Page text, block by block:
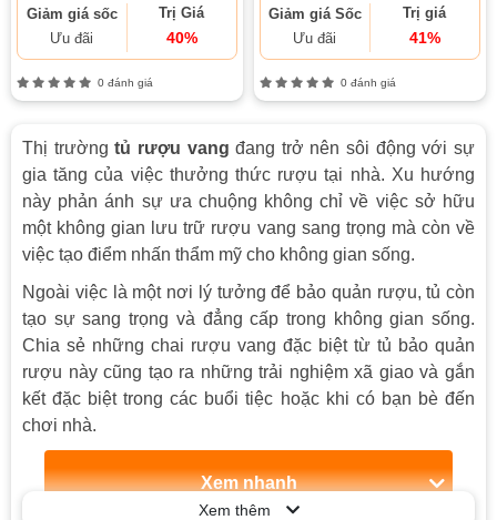
Giảm giá sốc
Ưu đãi
Trị Giá
40%
0 đánh giá
Giảm giá Sốc
Ưu đãi
Trị giá
41%
0 đánh giá
Thị trườngtủ rượu vang đang trở nên sôi động với sự
gia tăng của việc thưởng thức rượu tại nhà. Xu hướng
này phản ánh sự ưa chuộng không chỉ về việc sở hữu
một không gian lưu trữ rượu vang sang trọng mà còn về
việc tạo điểm nhấn thẩm mỹ cho không gian sống.
Ngoài việc là một nơi lý tưởng để bảo quản rượu, tủ còn
tạo sự sang trọng và đẳng cấp trong không gian sống.
Chia sẻ những chai rượu vang đặc biệt từ tủ bảo quản
rượu này cũng tạo ra những trải nghiệm xã giao và gắn
kết đặc biệt trong các buổi tiệc hoặc khi có bạn bè đến
chơi nhà.
Xem nhanh
Xem thêm